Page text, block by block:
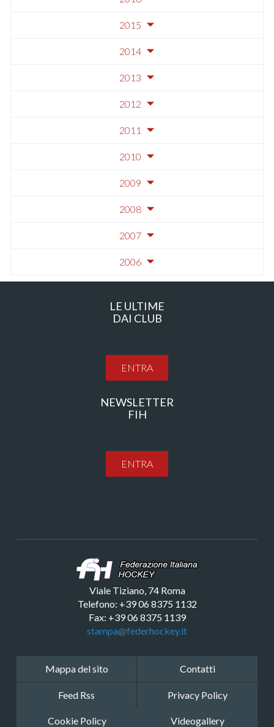
2015
2014
2013
2012
2011
2010
2009
2008
2007
2006
LE ULTIME
DAI CLUB
ENTRA
NEWSLETTER
FIH
ENTRA
Viale Tiziano, 74 Roma
Telefono: +39 06 8375 1132
Fax: +39 06 8375 1139
stampa@federhockey.it
Mappa del sito Contatti
Feed Rss Privacy Policy
Cookie Policy Videogallery